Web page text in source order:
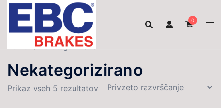
Skip
content
0
/ Nekategorizirano
Nekategorizirano
Prikaz vseh 5 rezultatov